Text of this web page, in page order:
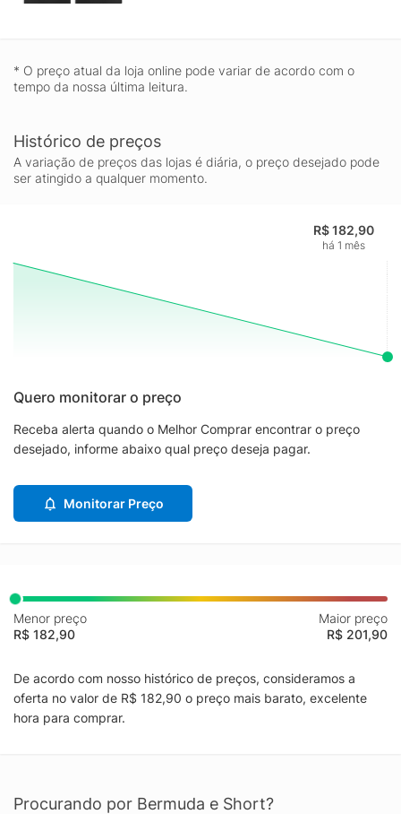
* O preço atual da loja online pode variar de acordo com o
tempo da nossa última leitura.
Histórico de preços
A variação de preços das lojas é diária, o preço desejado pode
ser atingido a qualquer momento.
R$ 182,90
há 1 mês
Quero monitorar o preço
Receba alerta quando o Melhor Comprar encontrar o preço
desejado, informe abaixo qual preço deseja pagar.
Monitorar Preço
Menor preço
R$ 182,90
Maior preço
R$ 201,90
De acordo com nosso histórico de preços, consideramos a
oferta no valor de R$ 182,90 o preço mais barato, excelente
hora para comprar.
Procurando por Bermuda e Short?